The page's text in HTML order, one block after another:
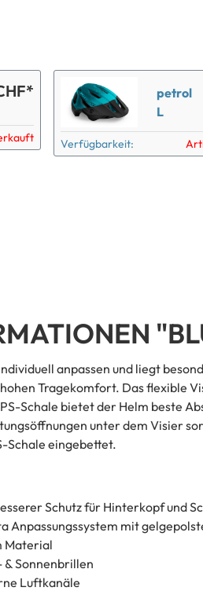
petrol
L
Verfügbarkeit:
anpassen und liegt
Tragekomfort. Das flexible
Schale bietet der Helm beste
unter dem Visier
Schale eingebettet.
Schutz für Hinterkopf und
Anpassungssystem mit
Material
& Sonnenbrillen
Luftkanäle